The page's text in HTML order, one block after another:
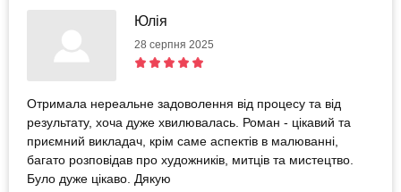
Юлія
28 серпня 2025
Отримала нереальне задоволення від процесу та від
результату, хоча дуже хвилювалась. Роман - цікавий та
приємний викладач, крім саме аспектів в малюванні,
багато розповідав про художників, митців та мистецтво.
Було дуже цікаво. Дякую